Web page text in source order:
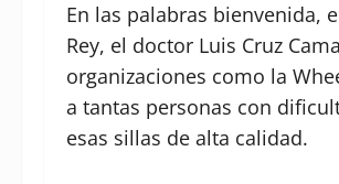
En las palabras bienvenida,
Rey, el doctor Luis Cruz
organizaciones como la
a tantas personas con
esas sillas de alta calidad.